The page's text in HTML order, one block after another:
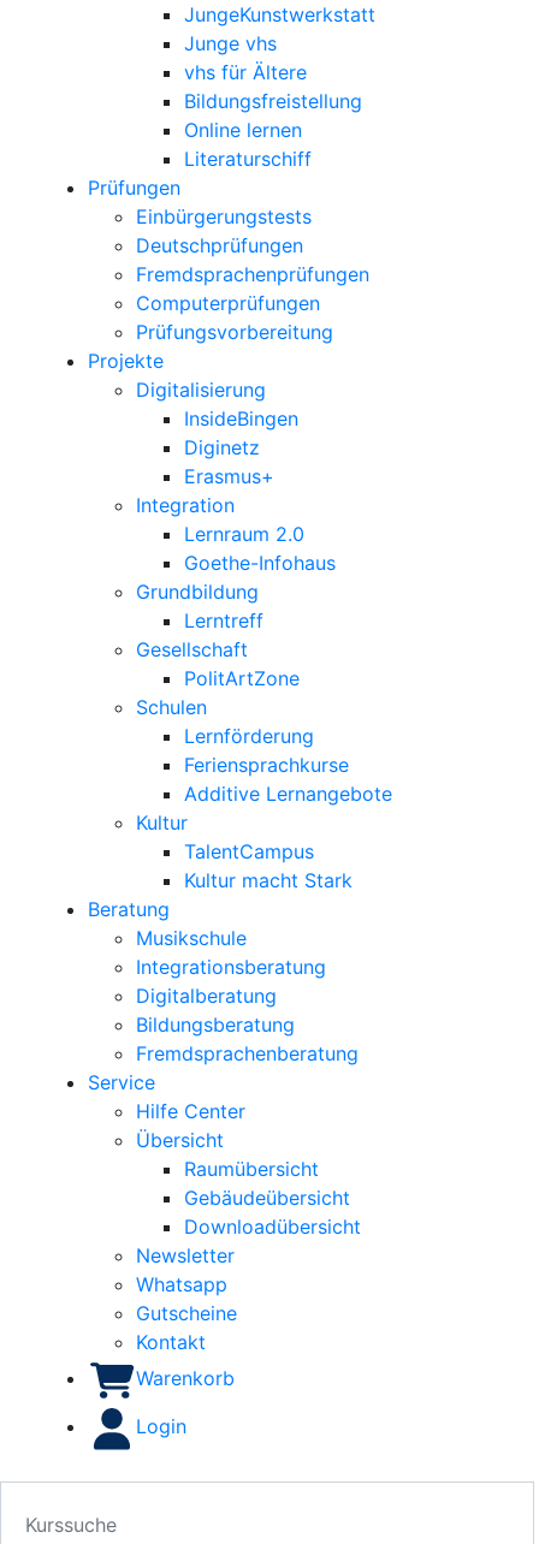
JungeKunstwerkstatt
Junge vhs
vhs für Ältere
Bildungsfreistellung
Online lernen
Literaturschiff
Prüfungen
Einbürgerungstests
Deutschprüfungen
Fremdsprachenprüfungen
Computerprüfungen
Prüfungsvorbereitung
Projekte
Digitalisierung
InsideBingen
Diginetz
Erasmus+
Integration
Lernraum 2.0
Goethe-Infohaus
Grundbildung
Lerntreff
Gesellschaft
PolitArtZone
Schulen
Lernförderung
Feriensprachkurse
Additive Lernangebote
Kultur
TalentCampus
Kultur macht Stark
Beratung
Musikschule
Integrationsberatung
Digitalberatung
Bildungsberatung
Fremdsprachenberatung
Service
Hilfe Center
Übersicht
Raumübersicht
Gebäudeübersicht
Downloadübersicht
Newsletter
Whatsapp
Gutscheine
Kontakt
Warenkorb
Login